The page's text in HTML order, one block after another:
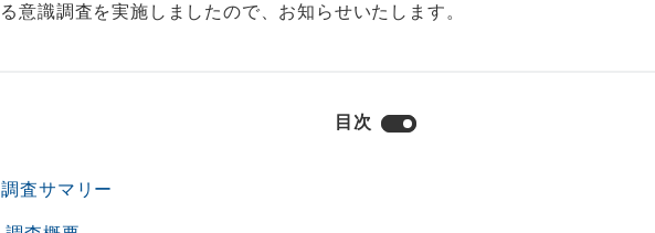
意識調査を実施しましたので、お知らせいたします。
目次
査サマリー